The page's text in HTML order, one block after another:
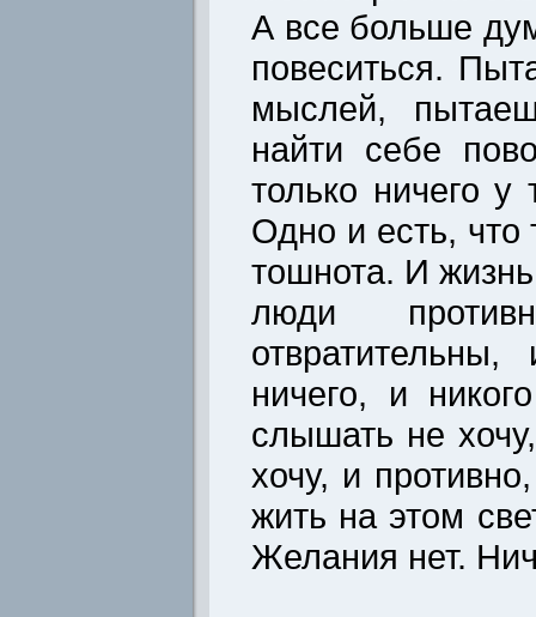
А все больше
повеситься.
мыслей,
найти себе
только ничего у
Одно и есть, что
тошнота. И
люди
ничего, и
слышать не
хочу, и
жить на этом
Желания нет.